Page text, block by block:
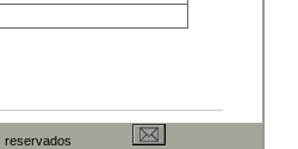
reservados